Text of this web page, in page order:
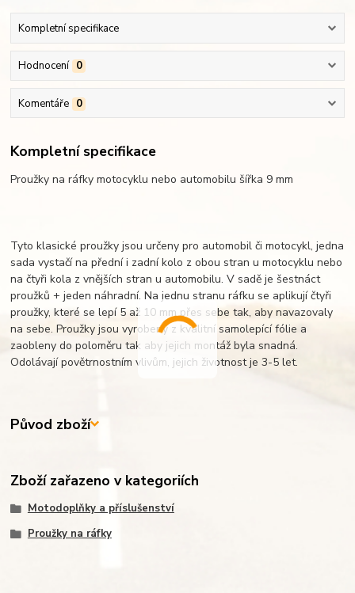
Kompletní specifikace
Hodnocení 0
Komentáře 0
Kompletní specifikace
Proužky na ráfky motocyklu nebo automobilu šířka 9 mm
Tyto klasické proužky jsou určeny pro automobil či motocykl, jedna
sada vystačí na přední i zadní kolo z obou stran u motocyklu nebo
na čtyři kola z vnějších stran u automobilu. V sadě je šestnáct
proužků + jeden náhradní. Na jednu stranu ráfku se aplikují čtyři
proužky, které se lepí 5 až 10 mm přes sebe tak, aby navazovaly
na sebe. Proužky jsou vyrobeny z kvalitní samolepící fólie a
zaobleny do poloměru tak aby jejich montáž byla snadná.
Odolávají povětrnostním vlivům, jejich životnost je 3-5 let.
Původ zboží
Zboží zařazeno v kategoriích
Motodoplňky a příslušenství
Proužky na ráfky